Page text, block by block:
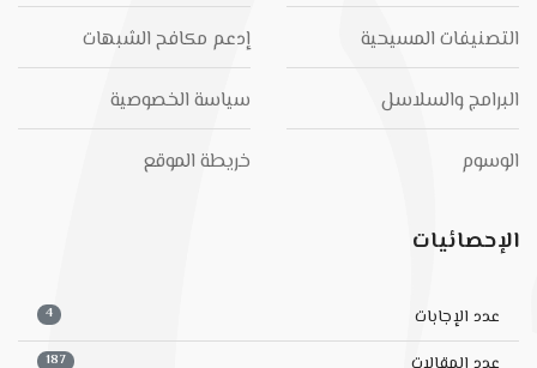
التصنيفات المسيحية
البرامج والسلاسل
الوسوم
إدعم مكافح الشبهات
سياسة الخصوصية
خريطة الموقع
الإحصائيات
عدد الإجابات 4
187